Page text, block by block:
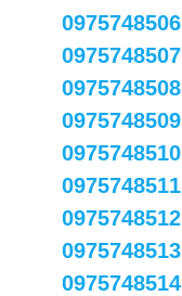
0975748506
0975748507
0975748508
0975748509
0975748510
0975748511
0975748512
0975748513
0975748514